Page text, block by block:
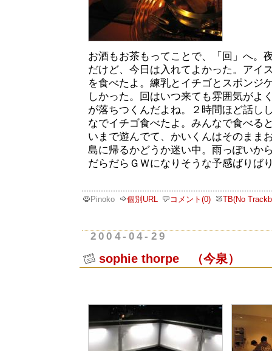
お酒もお茶もってことで、「回」へ。
だけど、今日は入れてよかった。アイ
を食べたよ。練乳とイチゴとスポンジ
しかった。回はいつ来ても雰囲気がよ
が落ちつくんだよね。２時間ほど話し
なでイチゴ食べたよ。みんなで食べる
いまで遊んでて、かいくんはそのまま
島に帰るかどうか迷い中。雨っぽいか
だらだらＧＷになりそうな予感ばりば
Pinoko 個別URL コメント(0) TB(No
2004-04-29
sophie thorpe （今泉）